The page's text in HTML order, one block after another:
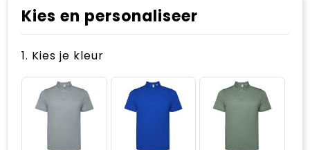
Kies en personaliseer
1. Kies je kleur